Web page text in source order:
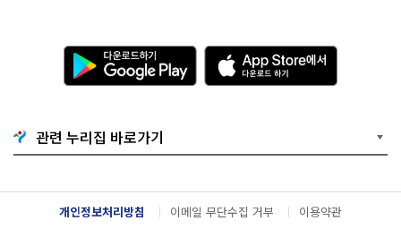
다
운
로
기
G
o
g
l
e
A
p
p
e
서
다
운
관련 누리집 바로가기
개인정보처리방침 이메일 무단수집 거부
이용약관